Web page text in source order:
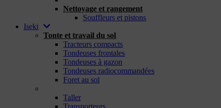
Nettoyage et rangement
Souffleurs et pistons
Iseki
Tonte et travail du sol
Tracteurs compacts
Tondeuses frontales
Tondeuses à gazon
Tondeuses radiocommandées
Foret au sol
Taller
Transporteurs